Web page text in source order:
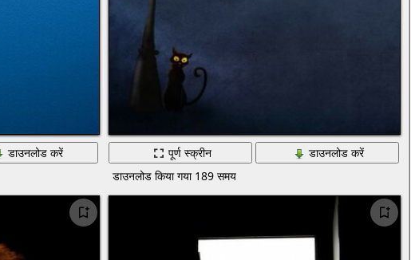
डाउनलोड करें
पूर्ण स्क्रीन
डाउनलोड करें
डाउनलोड किया गया 189 समय